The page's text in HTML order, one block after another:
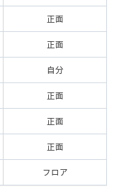
正面
正面
自分
正面
正面
正面
フロア